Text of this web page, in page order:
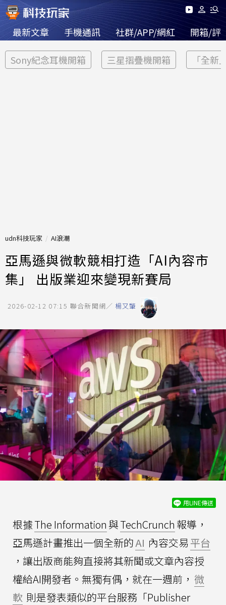
最新文章 手機通訊 社群/APP/網紅 開箱/評
Sony紀念耳機開箱 三星摺疊機開箱 「全新
udn科技玩家 AI浪潮
亞馬遜與微軟競相打造「AI內容市
集」 出版業迎來變現新賽局
2026-02-12 07:15 聯合新聞網／ 楊又肇
用LINE傳送
根據The Information 與TechCrunch 報導，
亞馬遜計畫推出一個全新的AI 內容交易平台
，讓出版商能夠直接將其新聞或文章內容授
權給AI開發者。無獨有偶，就在一週前， 微
軟 則是發表類似的平台服務「Publisher